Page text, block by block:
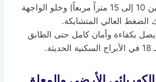
(تتراوح بين 10 إلى 15 متراً مربعاً) وخلو الواجهة
الضغط العالي المتشابكة.
يصل بكفاءة وأمان كامل حتى الطابق